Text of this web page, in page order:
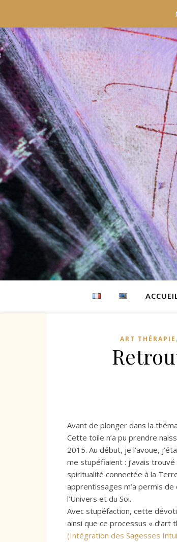
COLLECTIONS
ART THÉRAPIE ,
Avant de plonger dans la
Cette toile n’a pu prendre
2015. Au début, je l’avoue,
me stupéfiaient : j’avais
spiritualité connectée à la
apprentissages m’a permis
l’Univers et du Soi.
Avec stupéfaction, cette
ainsi que ce processus « d’art
(Intégration des Sagesses